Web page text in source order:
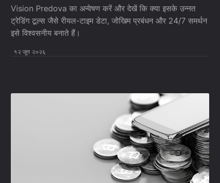
Vision Predova का अन्वेषण करें और देखें कि क्या इसके उन्नत
ट्रेडिंग टूल्स जैसे रीयल-टाइम डेटा, जोखिम प्रबंधन और 24/7 समर्थन
इसे विश्वसनीय बनाते हैं।
१२ जून २०२६